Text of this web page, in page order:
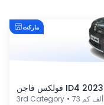
ماركت
فولكس فاجن ID4 2023
3rd Category • 73 ألف كم